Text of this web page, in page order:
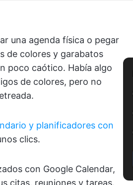
una agenda física o pegar
de colores y garabatos
poco caótico. Había algo
de colores, pero no
y planificadores con
clics.
con Google Calendar,
citas, reuniones y tareas.